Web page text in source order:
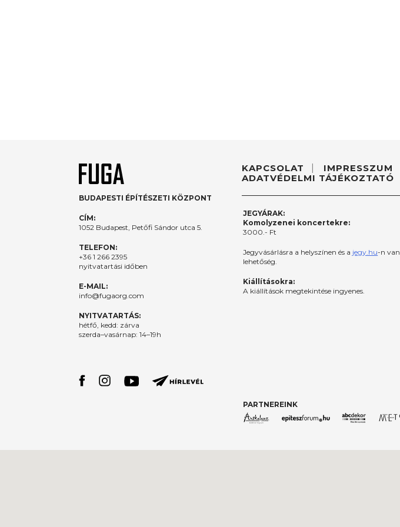
BUDAPESTI ÉPÍTÉSZETI KÖZPONT
CÍM:
1052 Budapest, Petőfi Sándor utca 5.
TELEFON:
+36 1 266 2395
nyitvatartási időben
E-MAIL:
info@fugaorg.com
NYITVATARTÁS:
hétfő, kedd: zárva
szerda–vasárnap: 14–19h
KAPCSOLAT IMPRESSZUM
ADATVÉDELMI TÁJÉKOZTATÓ
JEGYÁRAK:
Komolyzenei koncertekre:
3000.- Ft
Jegyvásárlásra a helyszínen és a jegy.hu-n van
lehetőség.
Kiállításokra:
A kiállítások megtekintése ingyenes.
PARTNEREINK